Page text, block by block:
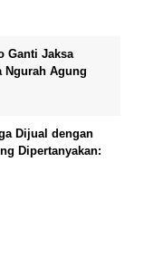
Ganti Jaksa
Ngurah Agung
Dijual dengan
Dipertanyakan: